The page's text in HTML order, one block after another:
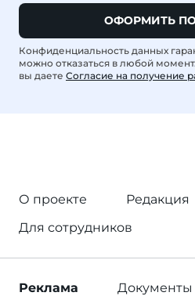
ОФОРМИТЬ
Конфиденциальность данных
можно отказаться в любой
вы даете Согласие на получение
О проекте
Редакция
Для сотрудников
Реклама Документы